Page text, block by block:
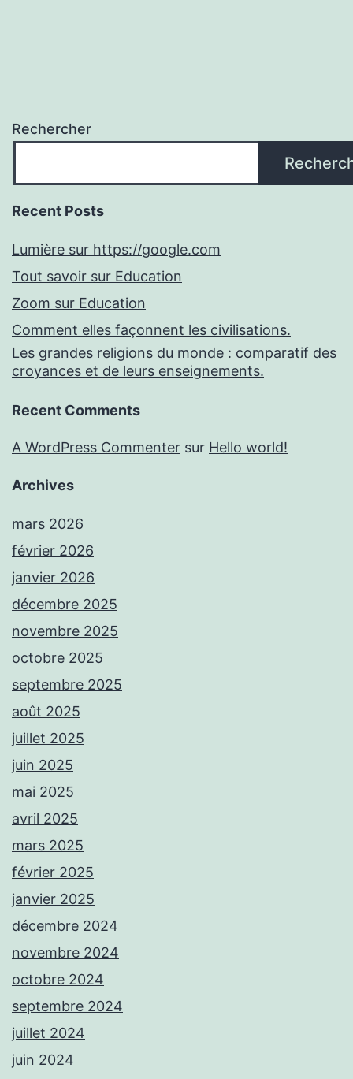
Rechercher
Recent Posts
Lumière sur https://google.com
Tout savoir sur Education
Zoom sur Education
Comment elles façonnent les civilisations.
Les grandes religions du monde : comparatif des
croyances et de leurs enseignements.
Recent Comments
A WordPress Commenter sur Hello world!
Archives
mars 2026
février 2026
janvier 2026
décembre 2025
novembre 2025
octobre 2025
septembre 2025
août 2025
juillet 2025
juin 2025
mai 2025
avril 2025
mars 2025
février 2025
janvier 2025
décembre 2024
novembre 2024
octobre 2024
septembre 2024
juillet 2024
juin 2024